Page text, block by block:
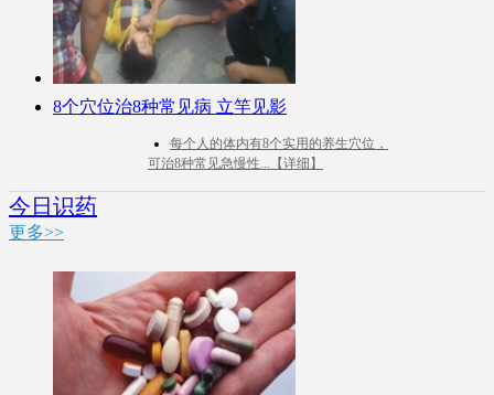
8个穴位治8种常见病 立竿见影
每个人的体内有8个实用的养生穴位，
可治8种常见急慢性...【详细】
今日识药
更多>>